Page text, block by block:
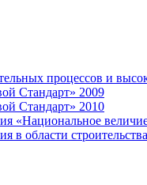
процессов и
Стандарт» 2009
Стандарт» 2010
«Национальное
в области строительства